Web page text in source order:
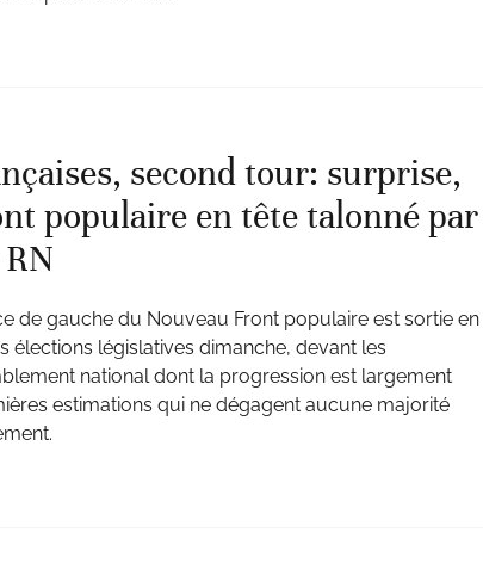
second tour: surprise,
populaire en tête talonné par
de gauche du Nouveau Front populaire est sortie en
élections législatives dimanche, devant les
national dont la progression est largement
estimations qui ne dégagent aucune majorité